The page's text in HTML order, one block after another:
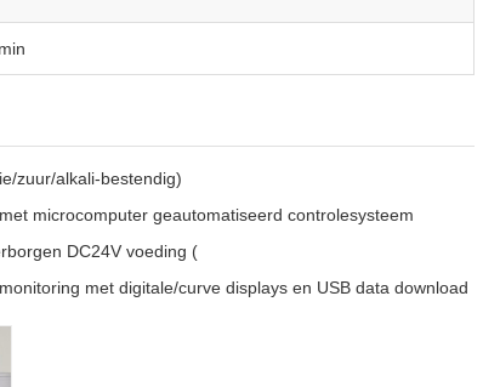
zuur/alkali-bestendig)
microcomputer geautomatiseerd controlesysteem
DC24V voeding (
met digitale/curve displays en USB data download